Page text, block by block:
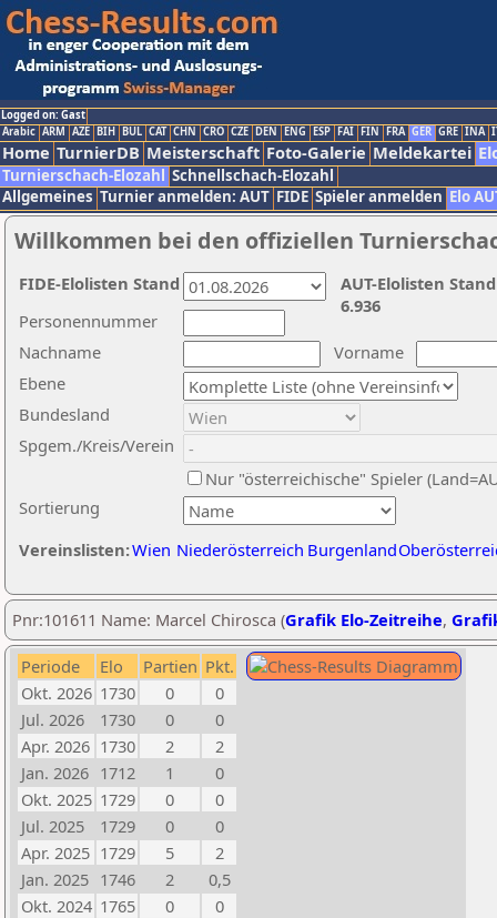
Logged on: Gast
Arabic ARM AZE BIH BUL CAT CHN CRO CZE DEN ENG ESP FAI FIN FRA GER GRE INA
Home TurnierDB Meisterschaft Foto-Galerie Meldekartei
Turnierschach-Elozahl Schnellschach-Elozahl
Allgemeines Turnier anmelden: AUT FIDE Spieler anmelden Elo
Willkommen bei den offiziellen
Nachname
Vorname
Ebene
Sortierung
Personennummer
Bundesland
Spgem./Kreis/Verein
Nur "österreichische" Spieler
Vereinslisten:Wien Niederösterreich Burgenland
AUT-Elolisten
6.936
FIDE-Elolisten Stand
Pnr:101611 Name: Marcel Chirosca (Grafik Elo-Zeitreihe,
Periode Elo Partien Pkt.
Okt. 2026 1730 0
0
Jul. 2026
1730 0
0
Apr. 2026 1730 2
2
Jan. 2026 1712 1
0
Okt. 2025 1729 0
0
Jul. 2025
1729 0
0
Apr. 2025 1729 5
2
Jan. 2025 1746 2
0,5
Okt. 2024 1765 0
0